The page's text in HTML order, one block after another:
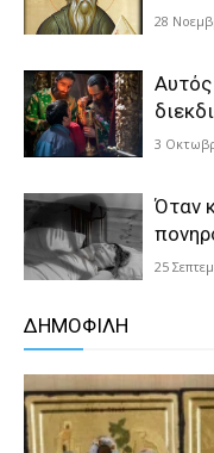
28
Αυτός
3
Όταν
25
ΔΗΜΟΦΙΛΗ